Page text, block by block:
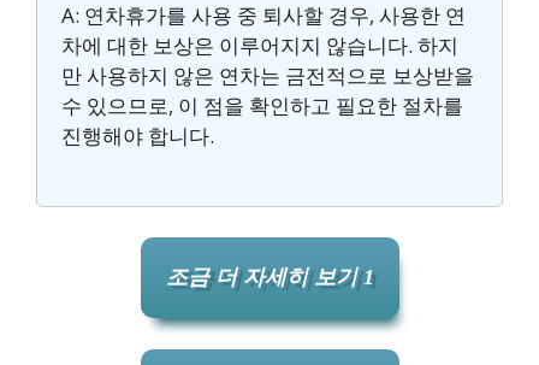
A: 연차휴가를 사용 중 퇴사할 경우, 사용한 연
차에 대한 보상은 이루어지지 않습니다. 하지
만 사용하지 않은 연차는 금전적으로 보상받을
수 있으므로, 이 점을 확인하고 필요한 절차를
진행해야 합니다.
조금 더 자세히 보기 1